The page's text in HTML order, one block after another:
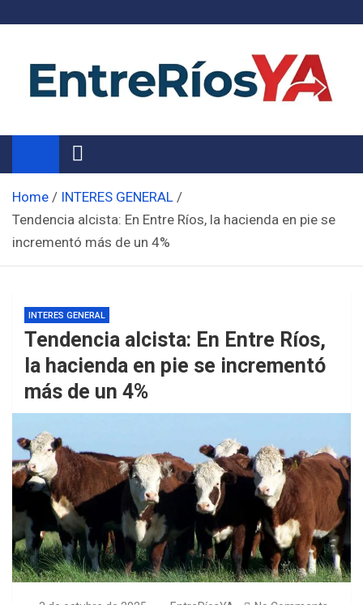
Noticias de Entre Ríos
Información de toda la provincia ahora
Home
INTERES GENERAL
Tendencia alcista: En Entre Ríos, la hacienda en pie se
incrementó más de un 4%
INTERES GENERAL
Tendencia alcista: En Entre Ríos,
la hacienda en pie se incrementó
más de un 4%